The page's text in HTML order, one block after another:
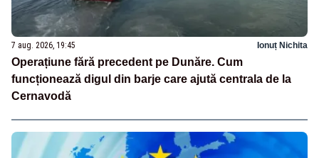
7 aug. 2026, 19:45 Ionuț Nichita
Operațiune fără precedent pe Dunăre. Cum
funcționează digul din barje care ajută centrala de la
Cernavodă